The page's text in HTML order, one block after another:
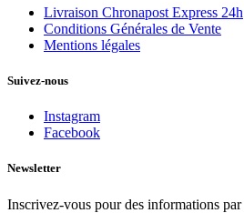
Livraison Chronapost Express 24h
Conditions Générales de Vente
Mentions légales
Suivez-nous
Instagram
Facebook
Newsletter
Inscrivez-vous pour des informations